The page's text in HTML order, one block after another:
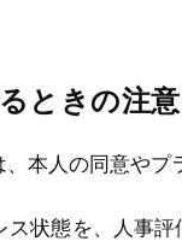
ときの注
本人の同意や
状態を、人事